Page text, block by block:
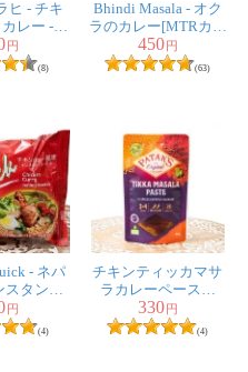
していたら、ティラキタ
族にネパール料理を披露
なりそうです。
す。色が濃いです！
ヒ - チキ
レー -
Karahi
】
円
(8)
Bhindi Masala - オク
ラのカレー[MTRカレ
ー]
450円
(63)
- ネパ
スタント
チキンカ
味】
円
(4)
チキンティッカマサ
ラカレーペースト
【80g パック】
【PATAKS】
330円
(4)